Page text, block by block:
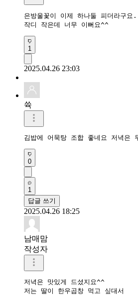
은방울꽃이 이제 하나둘 피더라구요.
작디 작은데 너무 이뻐요^^
1
2025.04.26 23:03
쓕
김밥에 어묵탕 조합 좋네요 저녁은
0
1
답글 쓰기
2025.04.26 18:25
남매맘
작성자
저녁은 맛있게 드셨지요^^
저는 딸이 한우곱창 먹고 싶대서